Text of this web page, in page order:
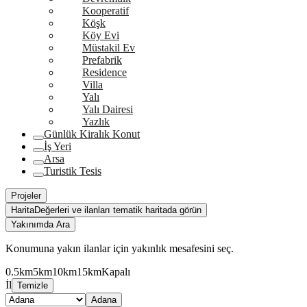
Kooperatif
Köşk
Köy Evi
Müstakil Ev
Prefabrik
Residence
Villa
Yalı
Yalı Dairesi
Yazlık
Günlük Kiralık Konut
İş Yeri
Arsa
Turistik Tesis
Projeler
HaritaDeğerleri ve ilanları tematik haritada görün
Yakınımda Ara
Konumuna yakın ilanlar için yakınlık mesafesini seç.
0.5km5km10km15kmKapalı
İl Temizle
Adana